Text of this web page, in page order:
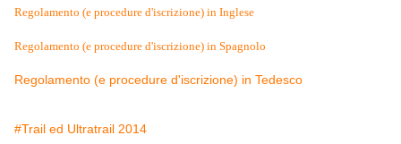
Regolamento (e procedure d'iscrizione) in Inglese
Regolamento (e procedure d'iscrizione) in Spagnolo
Regolamento (e procedure d'iscrizione) in Tedesco
#Trail ed Ultratrail 2014